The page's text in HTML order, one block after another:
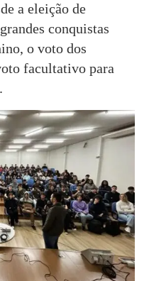
a eleição de
conquistas
o voto dos
facultativo para